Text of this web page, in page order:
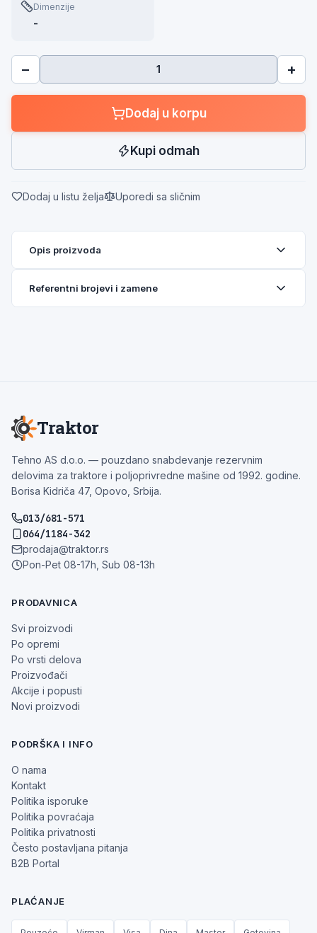
Dimenzije
-
− +
Dodaj u korpu
Kupi odmah
Dodaj u listu želja Uporedi sa sličnim
Opis proizvoda
Referentni brojevi i zamene
Traktor
Tehno AS d.o.o. — pouzdano snabdevanje rezervnim
delovima za traktore i poljoprivredne mašine od 1992. godine.
Borisa Kidriča 47, Opovo, Srbija.
013/681-571
064/1184-342
prodaja@traktor.rs
Pon-Pet 08-17h, Sub 08-13h
PRODAVNICA
Svi proizvodi
Po opremi
Po vrsti delova
Proizvođači
Akcije i popusti
Novi proizvodi
PODRŠKA I INFO
O nama
Kontakt
Politika isporuke
Politika povraćaja
Politika privatnosti
Često postavljana pitanja
B2B Portal
PLAĆANJE